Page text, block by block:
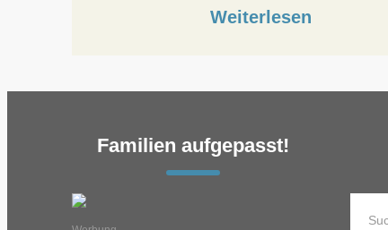
Weiterlesen
Familien aufgepasst!